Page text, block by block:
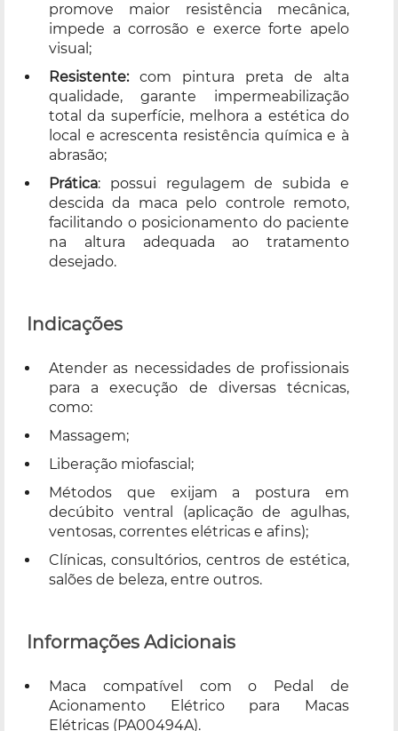
promove maior resistência mecânica,
impede a corrosão e exerce forte apelo
visual;
Resistente:com pintura preta de alta
qualidade, garante impermeabilização
total da superfície, melhora a estética do
local e acrescenta resistência química e à
abrasão;
Prática: possui regulagem de subida e
descida da maca pelo controle remoto,
facilitando o posicionamento do paciente
na altura adequada ao tratamento
desejado.
Indicações
Atender as necessidades de profissionais
para a execução de diversas técnicas,
como:
Massagem;
Liberação miofascial;
Métodos que exijam a postura em
decúbito ventral (aplicação de agulhas,
ventosas, correntes elétricas e afins);
Clínicas, consultórios, centros de estética,
salões de beleza, entre outros.
Informações Adicionais
Maca compatível com o Pedal de
Acionamento Elétrico para Macas
Elétricas (PA00494A).